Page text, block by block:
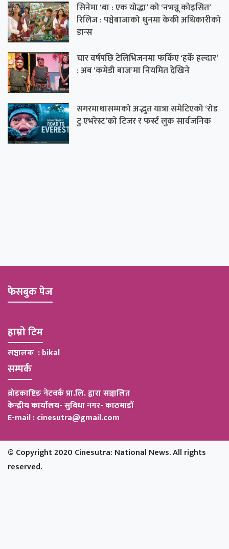
सिनेमा ‘बा : एक योद्धा’ को ‘नभन्नू कोइसित’
रिलिज : पञ्चेबाजाको धुनमा केकी अधिकारीको
डान्स
चार वर्षपछि टेलिभिजनमा फर्किए ‘हर्के हल्दार’
: अब ‘कमेडी बाज’मा नियमित देखिने
सगरमाथासम्मको अद्भुत यात्रा समेटिएको ‘रोड
टु एभरेस्ट’को टिजर र फर्स्ट लुक सार्वजनिक
फेसबुक पेज
हाम्रो टिम
सञ्चालक : bikal
सम्पर्क
ब्रोडकाष्टिङ नेटवर्क प्रा.लि. द्वारा सञ्चालित
केन्द्रीय कार्यालय-सुबिधा नगर- काठमाडौं
E-mail : cinesutra@gmail.com
© Copyright 2020 Cinesutra: National News. All rights
reserved.